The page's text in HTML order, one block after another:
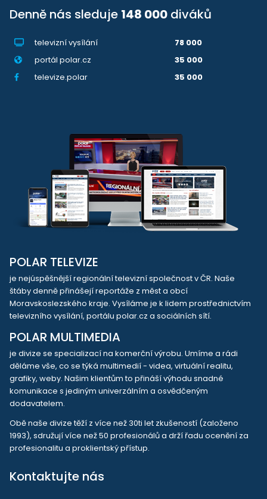
Denně nás sleduje 148 000 diváků
televizní vysílání
78 000
portál polar.cz
35 000
televize.polar
35 000
POLAR TELEVIZE
je nejúspěšnější regionální televizní společnost v ČR. Naše
štáby denně přinášejí reportáže z měst a obcí
Moravskoslezského kraje. Vysíláme je k lidem prostřednictvím
televizního vysílání, portálu polar.cz a sociálních sítí.
POLAR MULTIMEDIA
je divize se specializací na komerční výrobu. Umíme a rádi
děláme vše, co se týká multimedií - videa, virtuální realitu,
grafiky, weby. Našim klientům to přináší výhodu snadné
komunikace s jediným univerzálním a osvědčeným
dodavatelem.
Obě naše divize těží z více než 30ti let zkušeností (založeno
1993), sdružují více než 50 profesionálů a drží řadu ocenění za
profesionalitu a proklientský přístup.
Kontaktujte nás